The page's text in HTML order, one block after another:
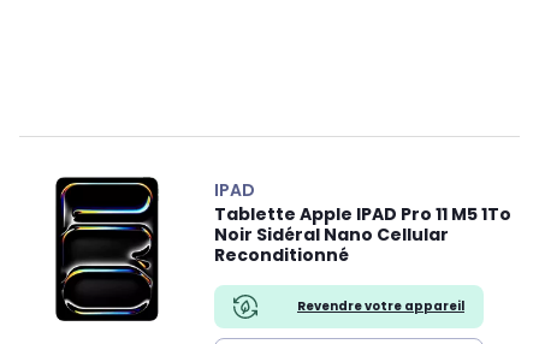
IPAD
Tablette Apple IPAD Pro 11 M5 1To
Noir Sidéral Nano Cellular
Reconditionné
Revendre votre appareil